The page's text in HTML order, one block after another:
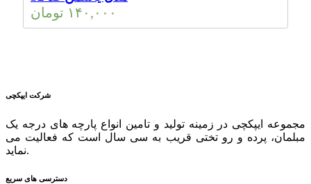
۱۴۰,۰۰۰ تومان
شرکت ایپکچی
مجموعه ایپکچی در زمینه تولید و تامین انواع پارچه های درجه یک
مبلمان، پرده و رو تختی قریب به سی سال است که فعالیت می
نماید.
دسترسی های سریع